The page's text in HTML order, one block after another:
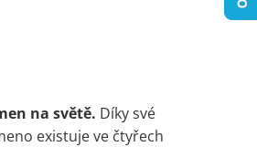
na světě. Díky své
existuje ve čtyřech